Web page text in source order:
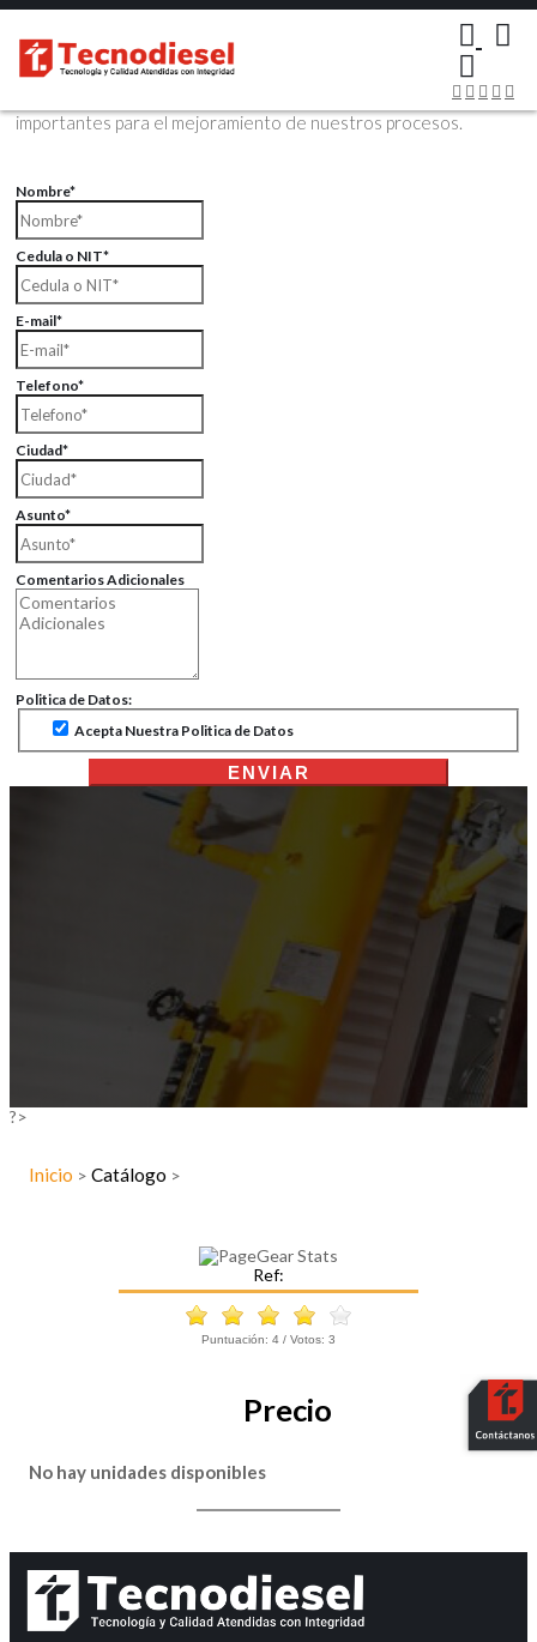
Contáctenos Vía Email
Envíenos sus datos con sus comentarios, sus opiniones son muy
importantes para el mejoramiento de nuestros procesos.
Nombre*
Cedula o NIT*
E-mail*
Telefono*
Ciudad*
Asunto*
Comentarios Adicionales
Politica de Datos:
Acepta Nuestra Politica de Datos
ENVIAR
?>
Inicio > Catálogo >
Ref:
Puntuación: 4 / Votos: 3
Precio
No hay unidades disponibles